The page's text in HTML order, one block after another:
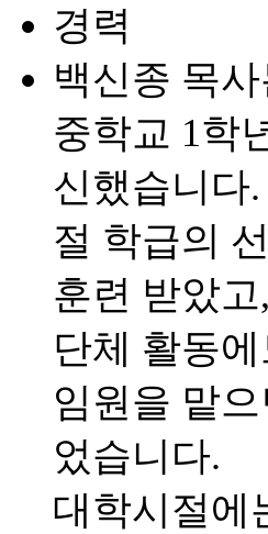
경력
백신종 목
중학교 1학
신했습니다
절 학급의
훈련 받았
단체 활동
임원을 맡
었습니다.
대학시절에